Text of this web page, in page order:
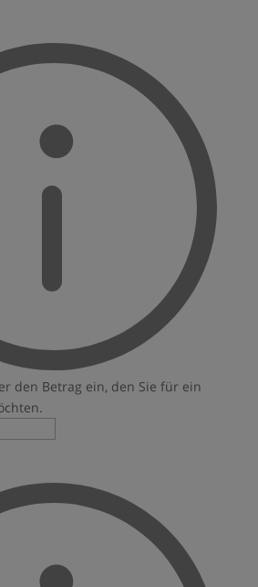
den Betrag ein, den Sie für ein